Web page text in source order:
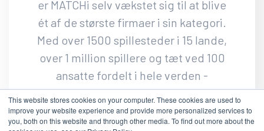
This website stores cookies on your computer. These cookies are used to
improve your website experience and provide more personalized services to
you, both on this website and through other media. To find out more about the
er MATCHi selv vækstet sig til at blive
ét af de største firmaer i sin kategori.
Med over 1500 spillesteder i 15 lande,
over 1 million spillere og tæt ved 100
ansatte fordelt i hele verden -
MATCHi’s vision er at blive go-to
platformem for det globale ketcher
sports community.